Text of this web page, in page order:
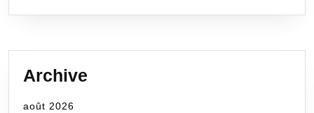
Archive
août 2026